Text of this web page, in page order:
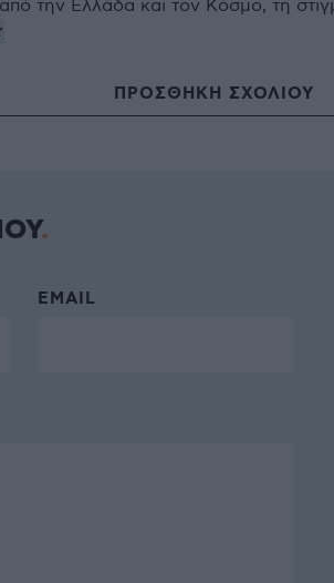
από την Ελλάδα και τον Κόσμο, τη
ΠΡΟΣΘΗΚΗ ΣΧΟΛΙΟΥ
EMAIL